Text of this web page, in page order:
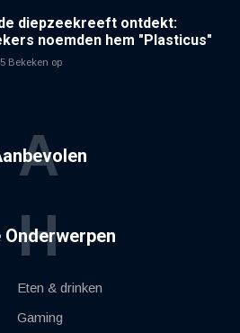
diepzeekreeft ontdekt:
noemden hem "Plasticus"
Bekeken op
A
Onderwerpen
H
Eten & drinken
Gaming